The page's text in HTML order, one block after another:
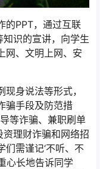
的PPT，通过互联
知识的宣讲，向学生
网、文明上网、安
身说法等形式，
骗手段及防范措
等诈骗、兼职刷单
资理财诈骗和网络招
需谨记‘不听、不
心长地告诉同学